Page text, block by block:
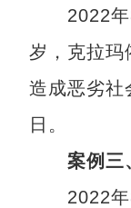
2022年8
岁，克拉玛
造成恶劣社
日。
案例三、
2022年8